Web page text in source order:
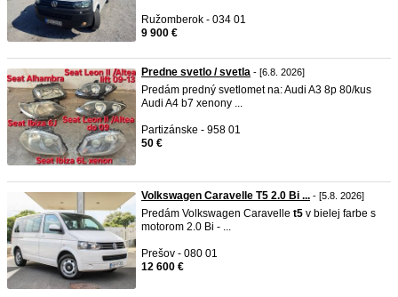
Ružomberok - 034 01
9 900 €
Predne svetlo / svetla - [6.8. 2026]
Predám predný svetlomet na: Audi A3 8p 80/kus
Audi A4 b7 xenony ...
Partizánske - 958 01
50 €
Volkswagen Caravelle T5 2.0 Bi ... - [5.8. 2026]
Predám Volkswagen Caravelle t5 v bielej farbe s
motorom 2.0 Bi - ...
Prešov - 080 01
12 600 €